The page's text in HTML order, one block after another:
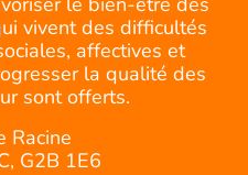
vivent des difficultés
affectives et
la qualité des
sont offerts.
Racine
G2B 1E6